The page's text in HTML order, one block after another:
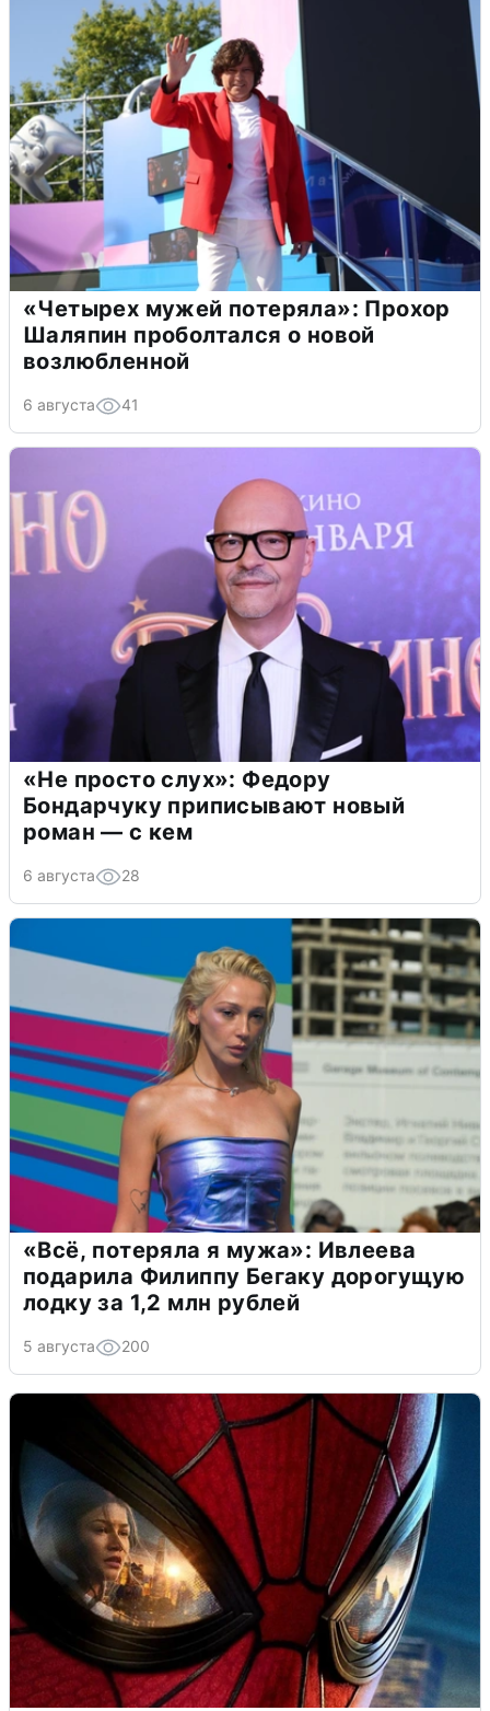
«Четырех мужей потеряла»: Прохор
Шаляпин проболтался о новой
возлюбленной
6 августа 41
«Не просто слух»: Федору
Бондарчуку приписывают новый
роман — с кем
6 августа 28
«Всё, потеряла я мужа»: Ивлеева
подарила Филиппу Бегаку дорогущую
лодку за 1,2 млн рублей
5 августа 200